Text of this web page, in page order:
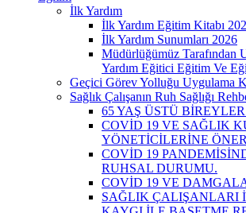
İlk Yardım
İlk Yardım Eğitim Kitabı
İlk Yardım Sunumları 2026
Müdürlüğümüz Tarafından
Yardım Eğitici Eğitim Ve
Geçici Görev Yolluğu Uygulama
Sağlık Çalışanın Ruh Sağlığı
65 YAŞ ÜSTÜ
COVİD 19 VE SAĞLIK
YÖNETİCİLERİNE
COVİD 19
RUHSAL DURUMU.
COVİD 19 VE
SAĞLIK ÇALIŞANLARI